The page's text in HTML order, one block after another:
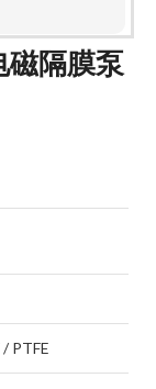
磁隔膜泵
PTFE